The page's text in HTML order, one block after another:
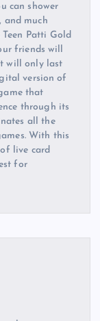
can shower
and much
Patti Gold
friends will
will only last
version of
that
through its
all the
With this
live card
for